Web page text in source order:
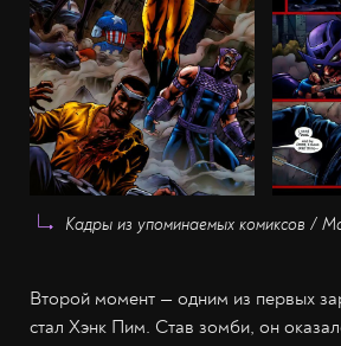
Кадры из упоминаемых комиксов /
Второй момент — одним из первых
стал Хэнк Пим. Став зомби, он